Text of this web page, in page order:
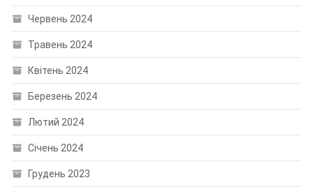
Червень 2024
Травень 2024
Квітень 2024
Березень 2024
Лютий 2024
Січень 2024
Грудень 2023